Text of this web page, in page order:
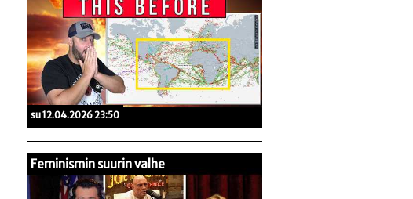
su 12.04.2026 23:50
Feminismin suurin valhe